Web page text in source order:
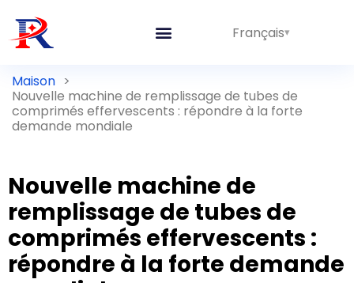
Français
Maison >
Nouvelle machine de remplissage de tubes de
comprimés effervescents : répondre à la forte
demande mondiale
Nouvelle machine de
remplissage de tubes de
comprimés effervescents :
répondre à la forte demande